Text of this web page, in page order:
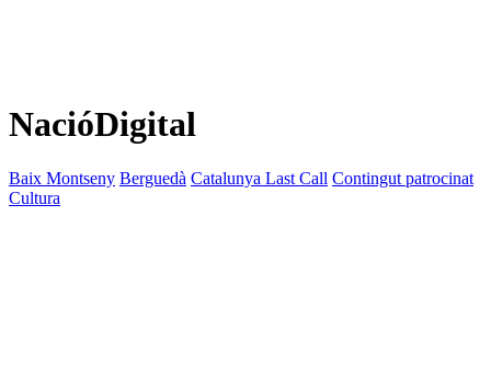
NacióDigital
Baix Montseny Berguedà Catalunya Last Call Contingut patrocinat
Cultura